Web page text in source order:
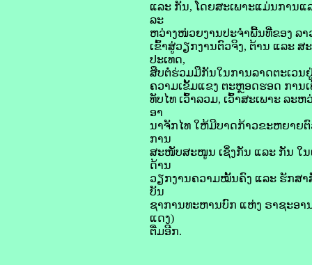
ແລະ ກັນ, ໂດຍສະເພາະແມ່ນການ
ລະ
ຫວ່າງໜ່ວຍງານປະຈຳພື້ນທີ່ຂອງ ລ
ເຂົ້າສູ່ວຽກງານຕົວຈິງ, ຕ້ານ ແລະ
ປະເທດ,
ສືບຕໍ່ຮ່ວມມືກັນໃນການລາດຕະເວນ
ຄວາມເຂັ້ມແຂງ ຕະຫຼອດຮອດ ການ
ທັບໄທ ເວົ້າລວມ, ເວົ້າສະເພາະ ລ
ອາ
ນາຈັກໄທ ໃຫ້ມີບາດກ້າວຂະຫຍາຍຕົ
ການ
ສະໜັບສະໜູນ ເຊິ່ງກັນ ແລະ ກັນ ໃນ
ດ້ານ
ວຽກງານຄວາມໝັ້ນຄົງ ແລະ ຮັກສາ
ບັນ
ຊາການທະຫານບົກ ແຫ່ງ ຣາຊະອາ
ແດງ)
ຕື່ມອີກ.